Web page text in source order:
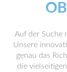
Auf der Suche
Unsere
genau das
die